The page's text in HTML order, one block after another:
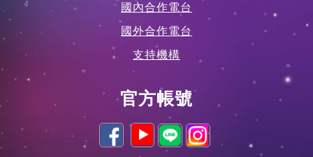
國內合作電台
國外合作電台
支持機構
官方帳號